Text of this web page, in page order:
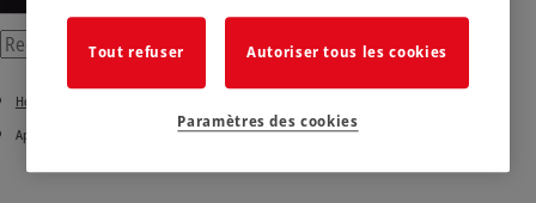
Home
Applications
Tout refuser Autoriser tous les cookies
Paramètres des cookies